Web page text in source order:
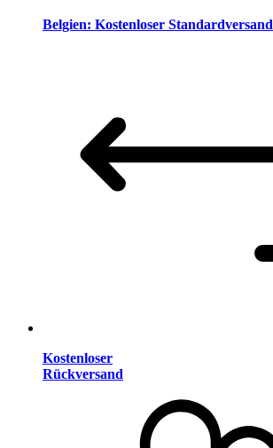
Belgien: Kostenloser Standardversand
Kostenloser
Rückversand